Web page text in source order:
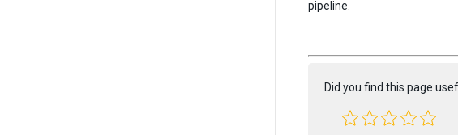
pipeline
Did you find this page